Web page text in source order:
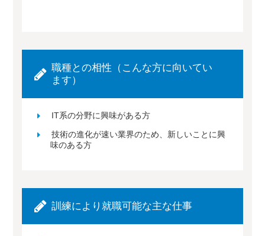
職種との相性（こんな方に向いてい
ます）
IT系の分野に興味がある方
技術の進化が速い業界のため、新しいことに興
味のある方
訓練により就職可能な主な仕事